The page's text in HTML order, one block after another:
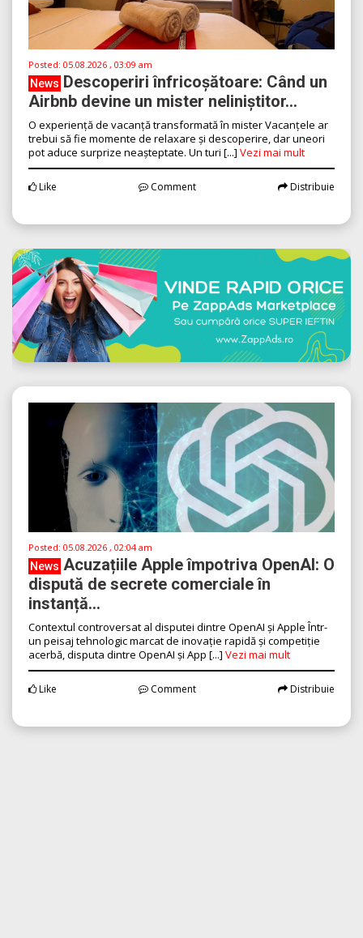
Posted: 05.08.2026 , 03:09 am
News Descoperiri înfricoșătoare: Când un
Airbnb devine un mister neliniștitor...
O experiență de vacanță transformată în mister Vacanțele ar
trebui să fie momente de relaxare și descoperire, dar uneori
pot aduce surprize neașteptate. Un turi [...] Vezi mai mult
Like Comment Distribuie
Posted: 05.08.2026 , 02:04 am
News Acuzațiile Apple împotriva OpenAI: O
dispută de secrete comerciale în
instanță...
Contextul controversat al disputei dintre OpenAI și Apple Într-
un peisaj tehnologic marcat de inovație rapidă și competiție
acerbă, disputa dintre OpenAI și App [...] Vezi mai mult
Like Comment Distribuie